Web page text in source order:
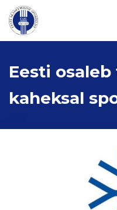
Eesti
kaheksal